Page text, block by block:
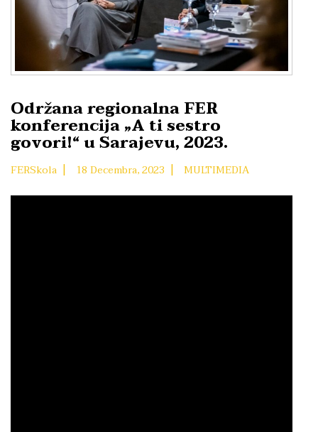
Održana regionalna FER
konferencija „A ti sestro
govori!“ u Sarajevu, 2023.
FERSkola | 18 Decembra, 2023 | MULTIMEDIA